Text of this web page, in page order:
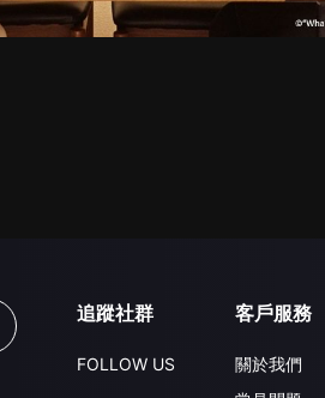
追蹤社群
FOLLOW US
客戶服務
關於我們